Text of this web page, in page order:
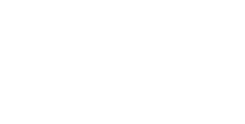
2025 am 18. Januar 2024